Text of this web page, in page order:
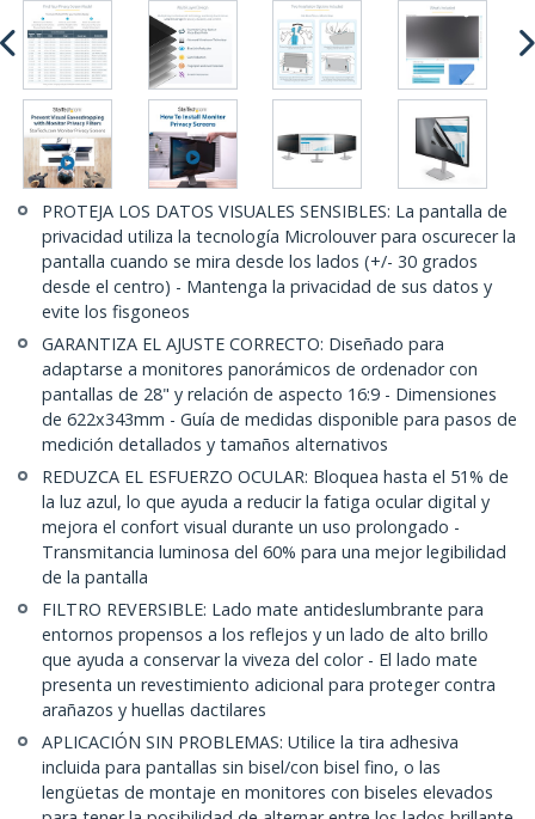
PROTEJA LOS DATOS VISUALES SENSIBLES: La pantalla de
privacidad utiliza la tecnología Microlouver para oscurecer la
pantalla cuando se mira desde los lados (+/- 30 grados
desde el centro) - Mantenga la privacidad de sus datos y
evite los fisgoneos
GARANTIZA EL AJUSTE CORRECTO: Diseñado para
adaptarse a monitores panorámicos de ordenador con
pantallas de 28" y relación de aspecto 16:9 - Dimensiones
de 622x343mm - Guía de medidas disponible para pasos de
medición detallados y tamaños alternativos
REDUZCA EL ESFUERZO OCULAR: Bloquea hasta el 51% de
la luz azul, lo que ayuda a reducir la fatiga ocular digital y
mejora el confort visual durante un uso prolongado -
Transmitancia luminosa del 60% para una mejor legibilidad
de la pantalla
FILTRO REVERSIBLE: Lado mate antideslumbrante para
entornos propensos a los reflejos y un lado de alto brillo
que ayuda a conservar la viveza del color - El lado mate
presenta un revestimiento adicional para proteger contra
arañazos y huellas dactilares
APLICACIÓN SIN PROBLEMAS: Utilice la tira adhesiva
incluida para pantallas sin bisel/con bisel fino, o las
lengüetas de montaje en monitores con biseles elevados